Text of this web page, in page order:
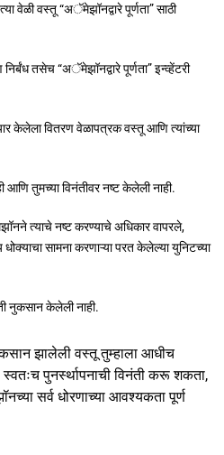
वेळी वस्तू “अॅमेझॉनद्वारे पूर्णता” साठी
तसेच “अॅमेझॉनद्वारे पूर्णता” इन्व्हेंटरी
केलेला वितरण वेळापत्रक वस्तू आणि त्यांच्या
आणि तुमच्या विनंतीवर नष्ट केलेली नाही.
त्याचे नष्ट करण्याचे अधिकार वापरले,
धोक्याचा सामना करणाऱ्या परत केलेल्या युनिटच्या
नुकसान केलेली नाही.
झालेली वस्तू तुम्हाला आधीच
पुनर्स्थापनाची विनंती करू शकता,
सर्व धोरणाच्या आवश्यकता पूर्ण